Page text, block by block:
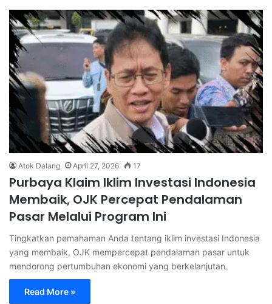
Atok Dalang April 27, 2026 17
Purbaya Klaim Iklim Investasi Indonesia
Membaik, OJK Percepat Pendalaman
Pasar Melalui Program Ini
Tingkatkan pemahaman Anda tentang iklim investasi Indonesia
yang membaik, OJK mempercepat pendalaman pasar untuk
mendorong pertumbuhan ekonomi yang berkelanjutan.
Read More »